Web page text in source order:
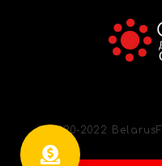
© 2020-2022